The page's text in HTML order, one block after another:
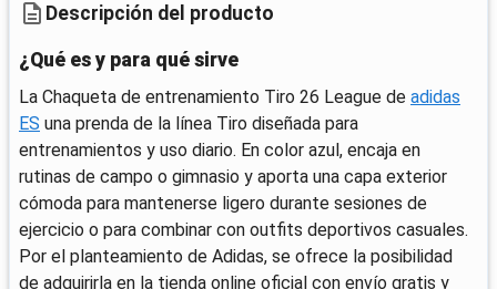
Descripción del producto
¿Qué es y para qué sirve
La Chaqueta de entrenamiento Tiro 26 League de adidas
ES una prenda de la línea Tiro diseñada para
entrenamientos y uso diario. En color azul, encaja en
rutinas de campo o gimnasio y aporta una capa exterior
cómoda para mantenerse ligero durante sesiones de
ejercicio o para combinar con outfits deportivos casuales.
Por el planteamiento de Adidas, se ofrece la posibilidad
de adquirirla en la tienda online oficial con envío gratis y